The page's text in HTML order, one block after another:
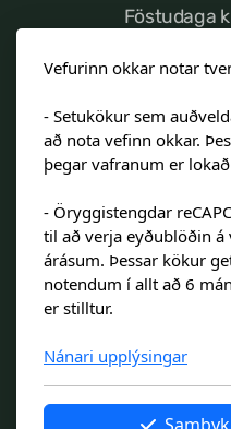
Föstudaga
nemenda,
Túngata
Símanúmer
In case of
students
Vefurinn okkar notar
- Setukökur sem
að nota vefinn okkar.
þegar vafranum er
- Öryggistengdar
til að verja eyðublöðin
árásum. Þessar kökur
notendum í allt að 6
er stilltur.
Nánari upplýsingar
Skólareglur
Frístund
Upplýsingar um innritun
Skólagjöld
Læsi